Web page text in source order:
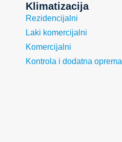
Klimatizacija
Rezidencijalni
Laki komercijalni
Komercijalni
Kontrola i dodatna oprema